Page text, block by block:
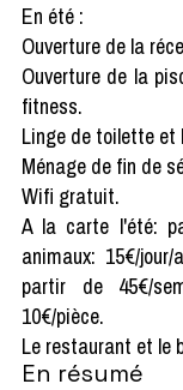
En été :
Ouverture de la
Ouverture de la
fitness.
Linge de toilette
Ménage de fin de
Wifi gratuit.
A la carte l'été:
animaux: 15€/
partir de 45€/
10€/pièce.
Le restaurant et le
En résumé